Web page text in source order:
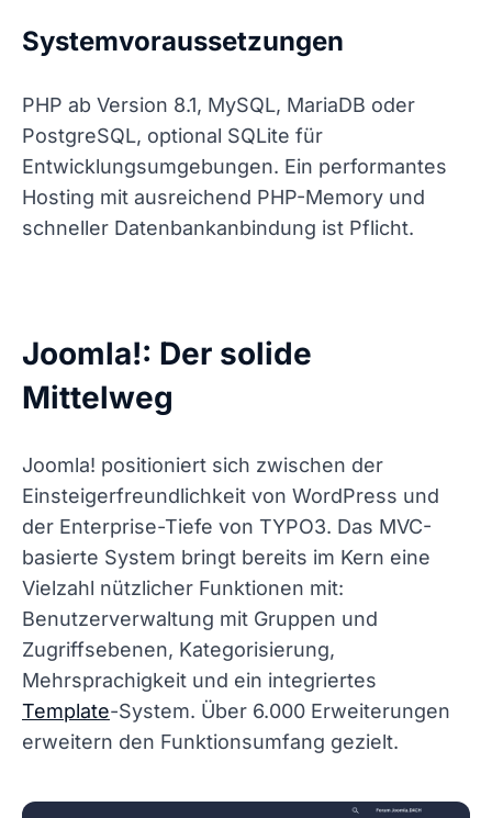
Systemvoraussetzungen
PHP ab Version 8.1, MySQL, MariaDB oder
PostgreSQL, optional SQLite für
Entwicklungsumgebungen. Ein performantes
Hosting mit ausreichend PHP-Memory und
schneller Datenbankanbindung ist Pflicht.
Joomla!: Der solide
Mittelweg
Joomla! positioniert sich zwischen der
Einsteigerfreundlichkeit von WordPress und
der Enterprise-Tiefe von TYPO3. Das MVC-
basierte System bringt bereits im Kern eine
Vielzahl nützlicher Funktionen mit:
Benutzerverwaltung mit Gruppen und
Zugriffsebenen, Kategorisierung,
Mehrsprachigkeit und ein integriertes
Template-System. Über 6.000 Erweiterungen
erweitern den Funktionsumfang gezielt.